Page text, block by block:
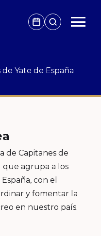
de Yate de España
de Capitanes de
que agrupa a los
con el
y fomentar la
en nuestro país.